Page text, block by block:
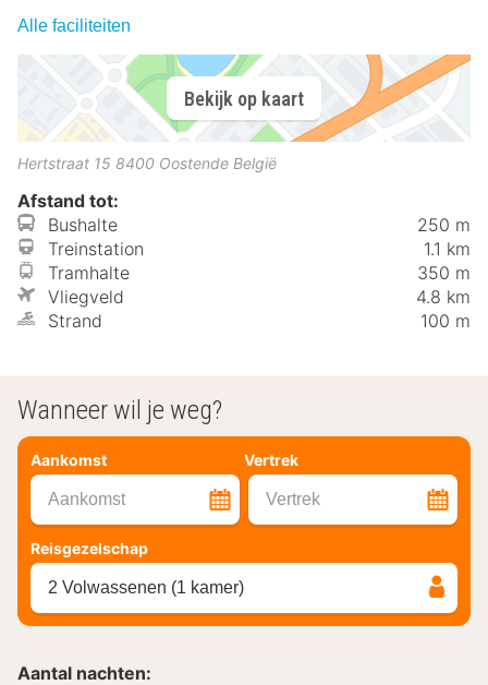
Alle faciliteiten
Bekijk op kaart
Hertstraat 15 8400 Oostende België
Afstand tot:
Bushalte
250 m
Treinstation
1.1 km
Tramhalte
350 m
Vliegveld
4.8 km
Strand
100 m
Wanneer wil je weg?
Aankomst Vertrek
Aankomst Vertrek
Reisgezelschap
2 Volwassenen (1 kamer)
Aantal nachten: